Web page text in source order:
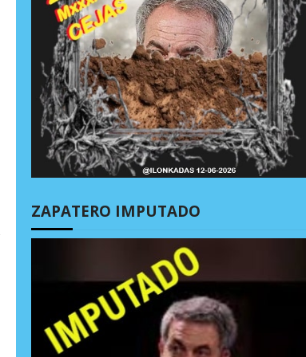
ZAPATERO IMPUTADO